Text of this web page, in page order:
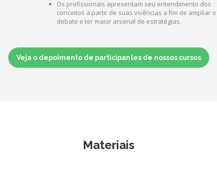
Os profissionais apresentam seu entendimento dos
conceitos a partir de suas vivências a fim de ampliar o
debate e ter maior arsenal de estratégias.
Veja o depoimento de participantes de nossos cursos
Materiais